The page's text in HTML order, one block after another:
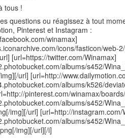
tous !
questions ou réagissez à tout
Pinterest et Instagram :
winamax]
icons/fasticon/web-
[url=https://twitter.com/Winamax]
albums/s452/
url] [url=http://
albums/k526/
pinterest.com/winamax/
albums/s452/
img][/url] [url=http://instagram.com/
albums/s452/
img][/url][/i]